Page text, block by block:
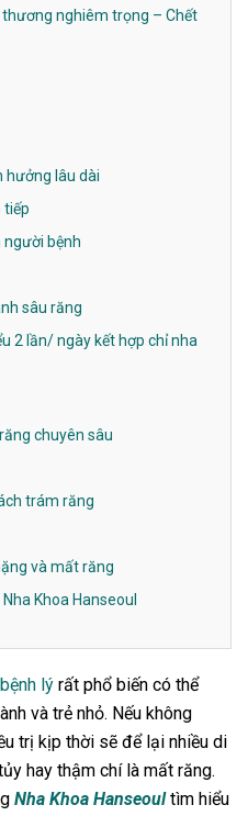
nghiêm trọng – Chết
hưởng lâu dài
tiếp
bệnh
sâu răng
2 lần/ ngày kết hợp chỉ nha
chuyên sâu
trám răng
và mất răng
Khoa Hanseoul
bệnh lý rất phổ biến có thể
và trẻ nhỏ. Nếu không
trị kịp thời sẽ để lại nhiều di
hay thậm chí là mất răng.
Nha Khoa Hanseoultìm hiểu